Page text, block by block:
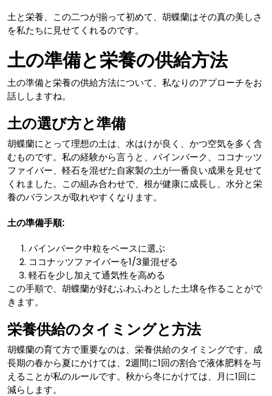
土と栄養、この二つが揃って初めて、胡蝶蘭はその真の美しさ
を私たちに見せてくれるのです。
土の準備と栄養の供給方法
土の準備と栄養の供給方法について、私なりのアプローチをお
話ししますね。
土の選び方と準備
胡蝶蘭にとって理想の土は、水はけが良く、かつ空気を多く含
むものです。私の経験から言うと、パインバーク、ココナッツ
ファイバー、軽石を混ぜた自家製の土が一番良い成果を見せて
くれました。この組み合わせで、根が健康に成長し、水分と栄
養のバランスが取れやすくなります。
土の準備手順:
パインバーク中粒をベースに選ぶ
ココナッツファイバーを1/3量混ぜる
軽石を少し加えて通気性を高める
この手順で、胡蝶蘭が好むふわふわとした土壌を作ることがで
きます。
栄養供給のタイミングと方法
胡蝶蘭の育て方で重要なのは、栄養供給のタイミングです。成
長期の春から夏にかけては、2週間に1回の割合で液体肥料を与
えることが私のルールです。秋から冬にかけては、月に1回に
減らします。